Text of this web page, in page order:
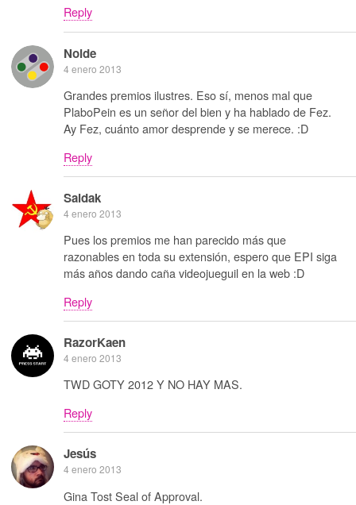
Reply
Noide
4 enero 2013
Grandes premios ilustres. Eso sí, menos mal que
PlaboPein es un señor del bien y ha hablado de Fez.
Ay Fez, cuánto amor desprende y se merece. :D
Reply
Saidak
4 enero 2013
Pues los premios me han parecido más que
razonables en toda su extensión, espero que EPI siga
más años dando caña videojueguil en la web :D
Reply
RazorKaen
4 enero 2013
TWD GOTY 2012 Y NO HAY MAS.
Reply
Jesús
4 enero 2013
Gina Tost Seal of Approval.